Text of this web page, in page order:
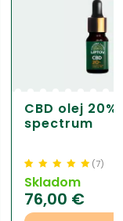
CBD olej
spectrum
Hodnotenie
5 na základe
7
zákazníckej
(7)
Skladom
76,00 €